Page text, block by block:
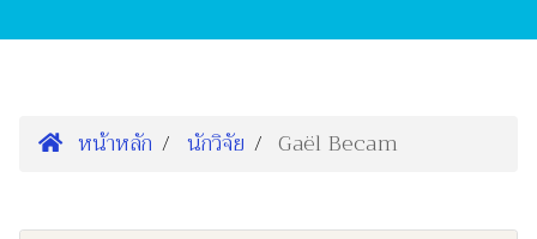
หน้าหลัก นักวิจัย Gaël Becam